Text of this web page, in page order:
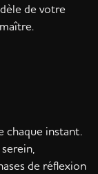
de votre
chaque instant.
de réflexion